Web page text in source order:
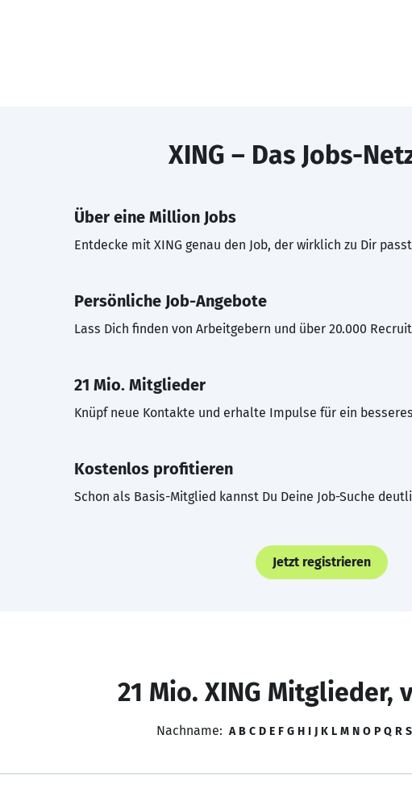
XING – Das Jobs-
Über eine Million Jobs
Entdecke mit XING genau den Job, der wirklich zu Dir
Persönliche Job-Angebote
Lass Dich finden von Arbeitgebern und über 20.000
21 Mio. Mitglieder
Knüpf neue Kontakte und erhalte Impulse für ein
Kostenlos profitieren
Schon als Basis-Mitglied kannst Du Deine Job-Suche
Jetzt registrieren
21 Mio. XING Mitglieder,
Nachname: A B C D E F G H I J K L M N O P Q R S